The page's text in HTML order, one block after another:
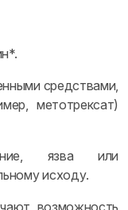
средствами,
метотрексат)
язва или
исходу.
возможность